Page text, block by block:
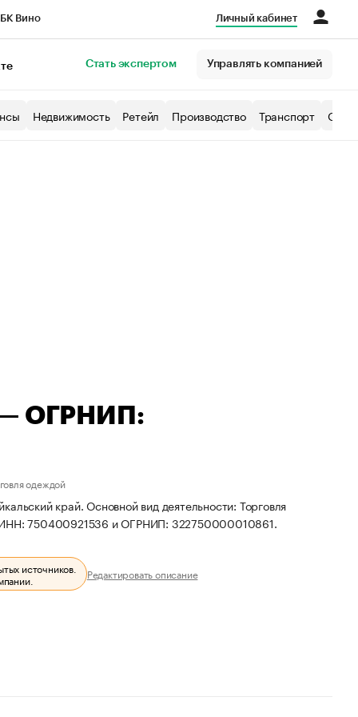
Вино Личный кабинет
Стать экспертом Управлять компанией
Недвижимость Ретейл Производство Транспорт
— ОГРНИП:
одеждой
край. Основной вид деятельности: Торговля
ИНН: 750400921536 и ОГРНИП: 322750000010861.
источников.
Редактировать описание